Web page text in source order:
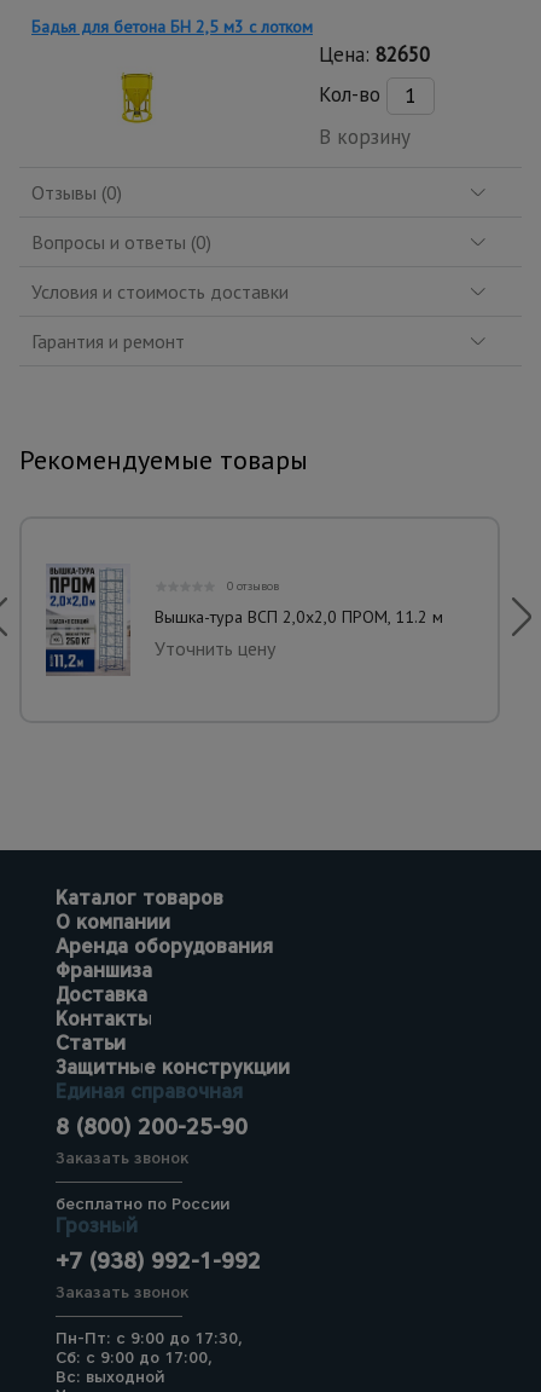
Бадья для бетона БН 2,5 м3 с лотком
Цена: 82650
Кол-во
В корзину
Отзывы (0)
Вопросы и ответы (0)
Условия и стоимость доставки
Гарантия и ремонт
Рекомендуемые товары
0 отзывов
Вышка-тура ВСП 2,0x2,0 ПРОМ, 11.2 м
Уточнить цену
Каталог товаров
О компании
Аренда оборудования
Франшиза
Доставка
Контакты
Статьи
Защитные конструкции
Единая справочная
8 (800) 200-25-90
Заказать звонок
бесплатно по России
Грозный
+7 (938) 992-1-992
Заказать звонок
Пн-Пт: с 9:00 до 17:30,
Сб: с 9:00 до 17:00,
Вс: выходной